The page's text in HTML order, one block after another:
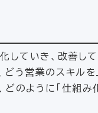
していき、改善
どう営業のスキル
のように「仕組